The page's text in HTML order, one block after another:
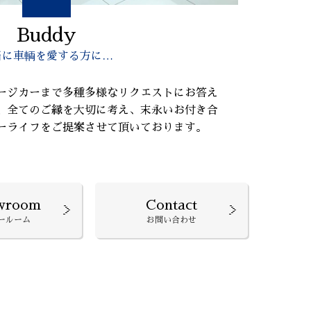
Buddy
に車輌を愛する方に…
ジカーまで多種多様なリクエストにお答え
全てのご縁を大切に考え、末永いお付き合
ライフをご提案させて頂いております。
ルーム
Contact
お問い合わせ